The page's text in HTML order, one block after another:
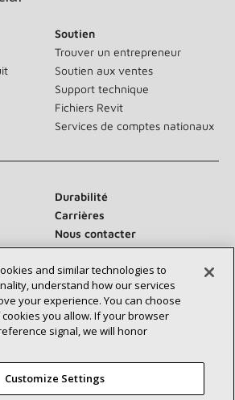
Soutien
Trouver un entrepreneur
Soutien aux ventes
Support technique
Fichiers Revit
Services de comptes nationaux
Durabilité
Carrières
Nous contacter
nous :
and similar technologies to
understand how our services
your experience. You can choose
you allow. If your browser
signal, we will honor
Customize Settings